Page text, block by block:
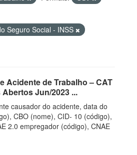
Seguro Social - INSS
Acidente de Trabalho – CAT
Jun/2023 ...
causador do acidente, data do
CBO (nome), CID- 10 (código),
2.0 empregador (código), CNAE